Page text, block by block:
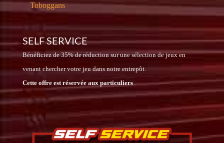
Toboggans
SELF SERVICE
Bénéficiez de 35% de réduction sur une sélection de jeux en
venant chercher votre jeu dans notre entrepôt.
Cette offre est réservée aux particuliers